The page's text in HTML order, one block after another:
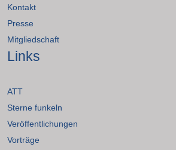
Kontakt
Presse
Mitgliedschaft
Links
ATT
Sterne funkeln
Veröffentlichungen
Vorträge